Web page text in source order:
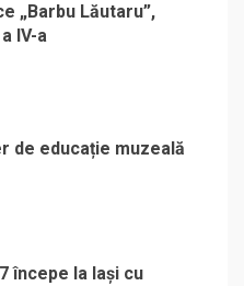
„Barbu Lăutaru”,
IV-a
de educație muzeală
începe la Iași cu